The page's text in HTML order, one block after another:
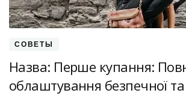
СОВЕТЫ
Назва: Перше купання:
облаштування безпечної